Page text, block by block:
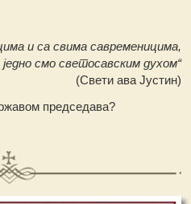
и са свима савременицима,
једно смо светосавским духом“
(Свети ава Јустин)
председава?